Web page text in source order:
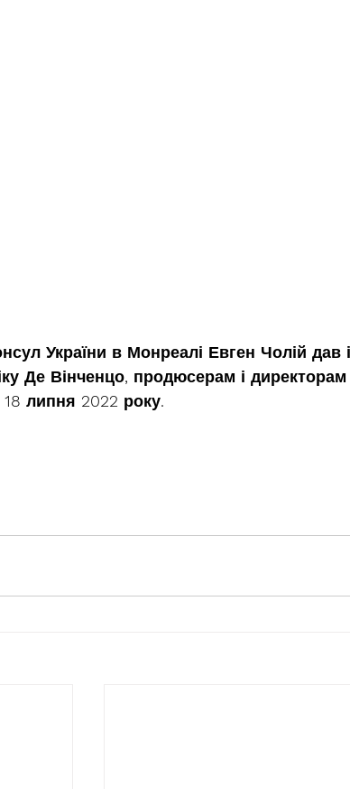
України в Монреалі Евген Чолій дав
Де Вінченцо, продюсерам і директорам
липня 2022 року.